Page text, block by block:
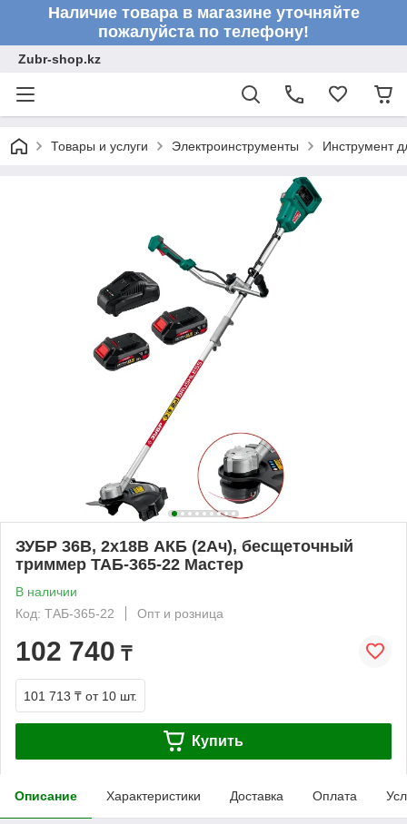
Наличие товара в магазине уточняйте
пожалуйста по телефону!
Zubr-shop.kz
Товары и услуги Электроинструменты Инструмент
ЗУБР 36В, 2х18В АКБ (2Ач), бесщеточный
триммер ТАБ-365-22 Мастер
В наличии
Код: ТАБ-365-22
Опт и розница
102 740 ₸
101 713 ₸ от 10 шт.
Купить
Описание Характеристики Доставка Оплата